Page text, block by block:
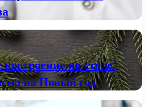
на столе:
на Новый год